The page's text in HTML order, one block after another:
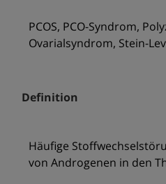
PCOS, PCO-Syndrom,
Ovarialsyndrom, Stein-
Definition
Häufige
von Androgenen in den